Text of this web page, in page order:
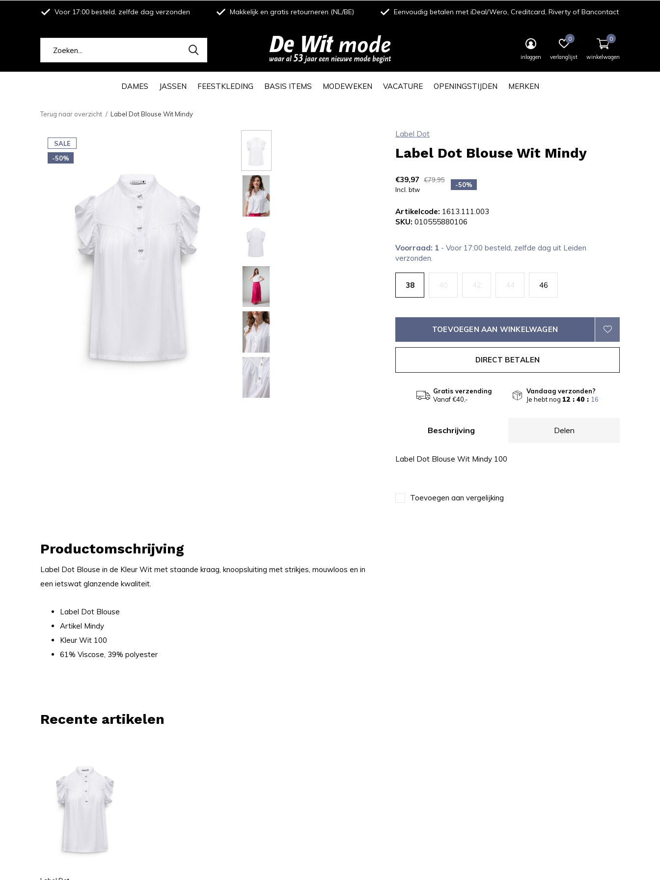
DAMES JASSEN FEESTKLEDING BASIS ITEMS MODEWEKEN VACATURE OPENINGSTIJDEN MERKEN
inloggen verlanglijst
0
winkelwagen
0
Voor 17:00 besteld, zelfde dag verzonden Makkelijk en gratis retourneren (NL/BE) Eenvoudig betalen met iDeal/Wero, Creditcard, Riverty of Bancontact
Terug naar overzicht Label Dot Blouse Wit Mindy
SALE
-50%
Label Dot
Label Dot Blouse Wit Mindy
€39,97
€79,95
Incl. btw
-50%
Artikelcode: 1613.111.003
SKU: 010555880106
Voorraad: 1 - Voor 17:00 besteld, zelfde dag uit Leiden
verzonden.
38 40 42 44 46
TOEVOEGEN AAN WINKELWAGEN
DIRECT BETALEN
Gratis verzending
Vanaf €40,-
Vandaag verzonden?
Je hebt nog 12 : 40 : 16
Beschrijving Delen
Label Dot Blouse Wit Mindy 100
Toevoegen aan vergelijking
Productomschrijving
Label Dot Blouse in de Kleur Wit met staande kraag, knoopsluiting met strikjes, mouwloos en in
een ietswat glanzende kwaliteit.
Label Dot Blouse
Artikel Mindy
Kleur Wit 100
61% Viscose, 39% polyester
Recente artikelen